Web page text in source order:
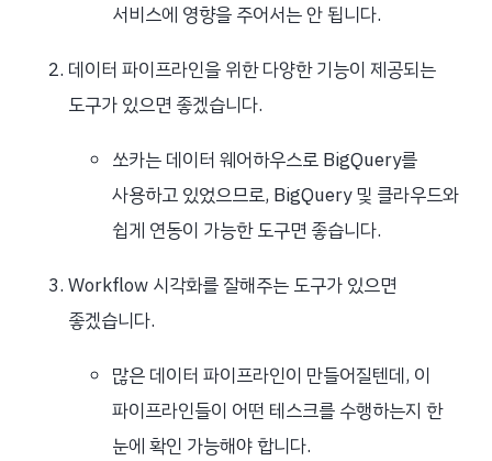
서비스에 영향을 주어서는 안 됩니다.
데이터 파이프라인을 위한 다양한 기능이 제공되는
도구가 있으면 좋겠습니다.
쏘카는 데이터 웨어하우스로 BigQuery를
사용하고 있었으므로, BigQuery 및 클라우드와
쉽게 연동이 가능한 도구면 좋습니다.
Workflow 시각화를 잘해주는 도구가 있으면
좋겠습니다.
많은 데이터 파이프라인이 만들어질텐데, 이
파이프라인들이 어떤 테스크를 수행하는지 한
눈에 확인 가능해야 합니다.